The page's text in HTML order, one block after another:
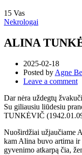
15 Vas
Nekrologai
ALINA
2025-02-18
Posted by Agne
Leave a comment
Dar nėra uždegtų
Su giliausiu liūdesiu
TUNKĖVIČ
Nuoširdžiai užjaučiame
kam Alina buvo artima
gyvenimo atkarpą čia,